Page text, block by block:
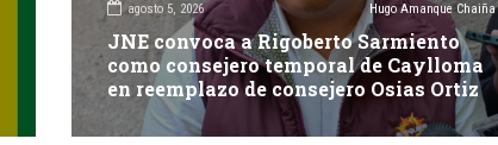
agosto 5, 2026 Hugo Amanque Chaiña
JNE convoca a Rigoberto Sarmiento
como consejero temporal de Caylloma
en reemplazo de consejero Osias Ortiz